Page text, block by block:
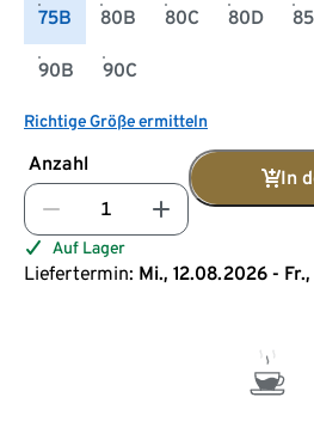
75B 80B 80C 80D
90B 90C
Richtige Größe ermitteln
Anzahl
In
Auf Lager
Liefertermin: Mi., 12.08.2026 -